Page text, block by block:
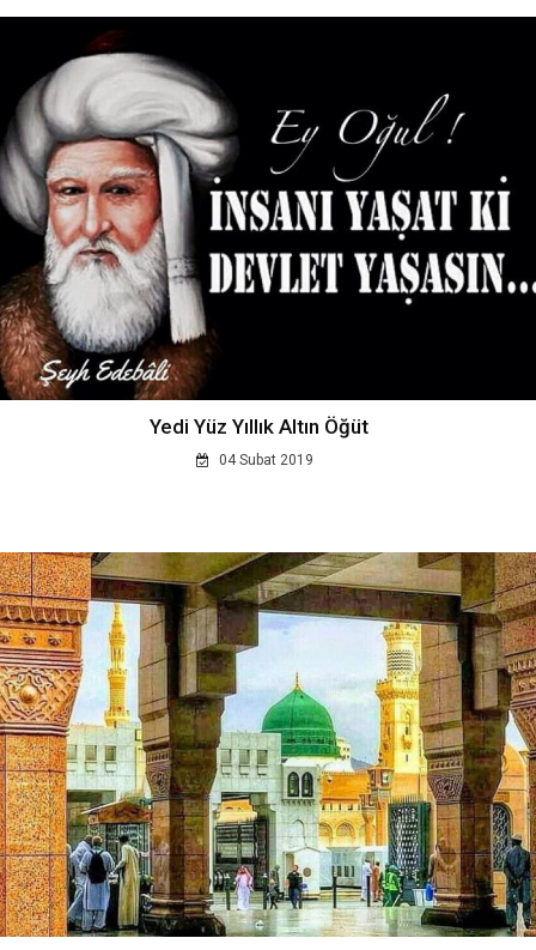
Yedi Yüz Yıllık Altın Öğüt
04 Subat 2019